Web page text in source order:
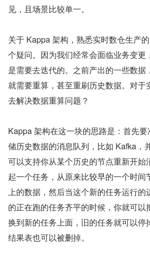
见，且场景比较单一。
关于 Kappa 架构，熟悉实时数仓生产
个疑问。因为我们经常会面临业务变更
是需要去迭代的。之前产出的一些数据
就需要重算，甚至重刷历史数据。对于
去解决数据重算问题？
Kappa 架构在这一块的思路是：首先
储历史数据的消息队列，比如 Kafka，
可以支持你从某个历史的节点重新开始
起一个任务，从原来比较早的一个时间
上的数据，然后当这个新的任务运行的
的正在跑的任务齐平的时候，你就可以
换到新的任务上面，旧的任务就可以停
结果表也可以被删掉。